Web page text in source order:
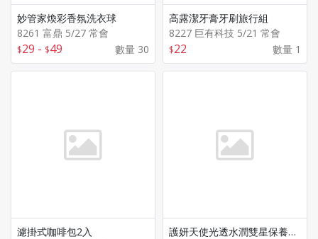
妙管家煥彩香氛洗衣球
8261 富鼎 5/27 常會
29 - 49 數量 30
高露潔牙膏牙刷旅行組
8227 巨有科技 5/21 常會
22 數量 1
濾掛式咖啡包2入
護妍天使光透水潤雙星保養限定組